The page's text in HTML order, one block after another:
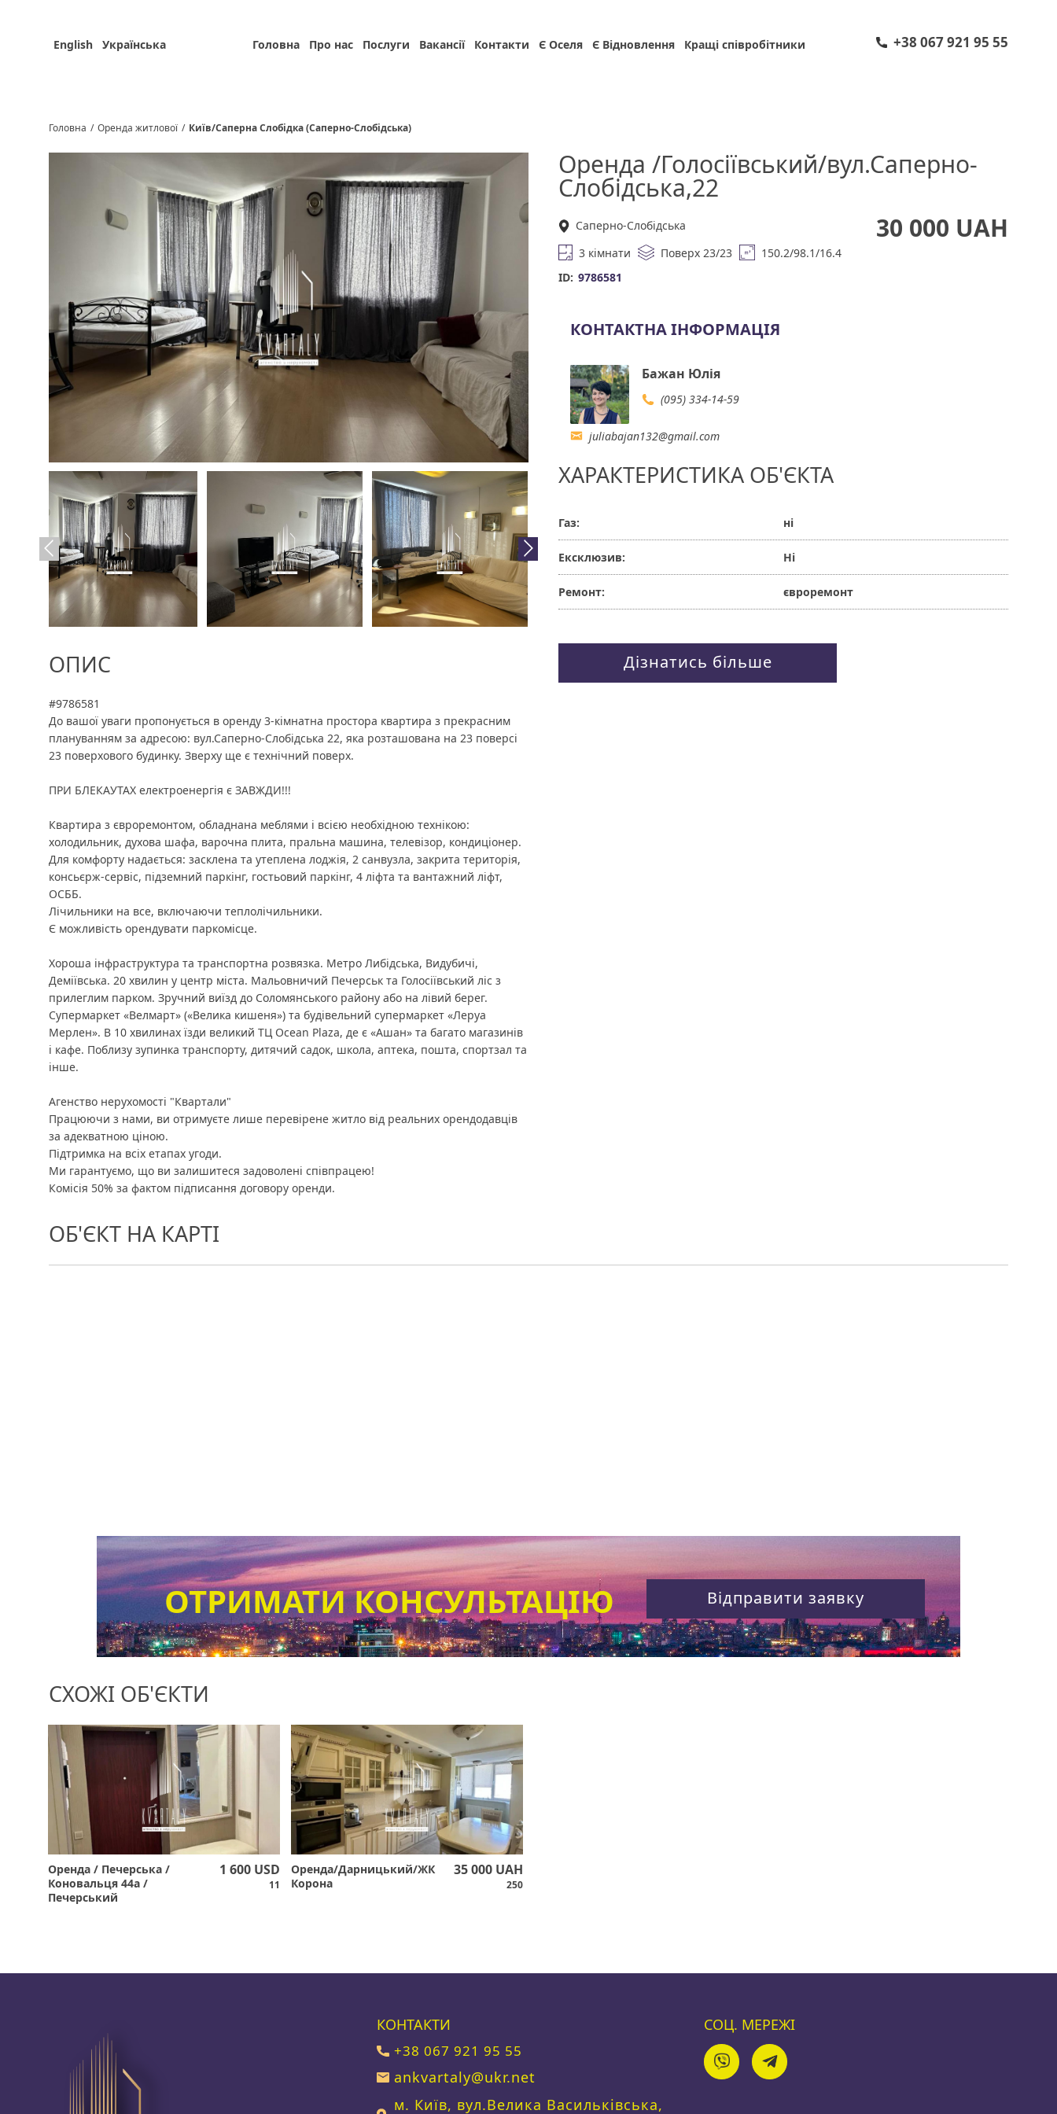
English Українська Головна Про нас Послуги Вакансії Контакти Є Оселя Є Відновлення Кращі співробітники +38 067 921 95 55
Головна / Оренда житлової / Київ/Саперна Слобідка (Саперно-Слобідська)
ОПИС
#9786581
До вашої уваги пропонується в оренду 3-кімнатна простора квартира з прекрасним
плануванням за адресою: вул.Саперно-Слобідська 22, яка розташована на 23 поверсі
23 поверхового будинку. Зверху ще є технічний поверх.
ПРИ БЛЕКАУТАХ електроенергія є ЗАВЖДИ!!!
Квартира з євроремонтом, обладнана меблями і всією необхідною технікою:
холодильник, духова шафа, варочна плита, пральна машина, телевізор, кондиціонер.
Для комфорту надається: засклена та утеплена лоджія, 2 санвузла, закрита територія,
консьєрж-сервіс, підземний паркінг, гостьовий паркінг, 4 ліфта та вантажний ліфт,
ОСББ.
Лічильники на все, включаючи теплолічильники.
Є можливість орендувати паркомісце.
Хороша інфраструктура та транспортна розвязка. Метро Либідська, Видубичі,
Деміївська. 20 хвилин у центр міста. Мальовничий Печерськ та Голосіївський ліс з
прилеглим парком. Зручний виїзд до Соломянського району або на лівий берег.
Супермаркет «Велмарт» («Велика кишеня») та будівельний супермаркет «Леруа
Мерлен». В 10 хвилинах їзди великий ТЦ Ocean Plaza, де є «Ашан» та багато магазинів
і кафе. Поблизу зупинка транспорту, дитячий садок, школа, аптека, пошта, спортзал та
інше.
Агенство нерухомості "Квартали"
Працюючи з нами, ви отримуєте лише перевірене житло від реальних орендодавців
за адекватною ціною.
Підтримка на всіх етапах угоди.
Ми гарантуємо, що ви залишитеся задоволені співпрацею!
Комісія 50% за фактом підписання договору оренди.
Оренда /Голосіївський/вул.Саперно-
Слобідська,22
Саперно-Слобідська
3 кімнати
Поверх 23/23
150.2/98.1/16.4
ID: 9786581
30 000 UAH
КОНТАКТНА ІНФОРМАЦІЯ
Бажан Юлія
(095) 334-14-59
juliabajan132@gmail.com
ХАРАКТЕРИСТИКА ОБ'ЄКТА
Газ: ні
Ексклюзив: Ні
Ремонт: євроремонт
Дізнатись більше
ОБ'ЄКТ НА КАРТІ
ОТРИМАТИ КОНСУЛЬТАЦІЮ Відправити заявку
СХОЖІ ОБ'ЄКТИ
Оренда / Печерська /
Коновальця 44а /
Печерський
1 600 USD
11
Оренда/Дарницький/ЖК
Корона
35 000 UAH
250
КОНТАКТИ
+38 067 921 95 55
ankvartaly@ukr.net
м. Київ, вул.Велика Васильківська,
СОЦ. МЕРЕЖІ